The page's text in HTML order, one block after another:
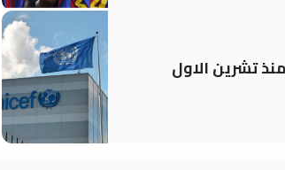
طفل في غزة منذ تشرين الاول